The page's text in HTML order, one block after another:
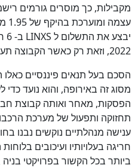
מקבילות, כך מוסרים גורמים
יבצע את התשלום ל LINXS
2022, וזאת רק כאשר הקבוצה תעמוד ביעדיי הבניה שהוקצו לה.
הסכם בעל תנאים פיננסיים
מסוג זה באירופה, והוא נועד
הפסקות, מאחר ואותה קבוצת
תחזוקה ותפעול של מערכת
ענישה מנהלתיים נוקשים נבנו
חריגה בעלויותיו ועיכובים
ביותר בכל הקשור בפרויקטי בניה